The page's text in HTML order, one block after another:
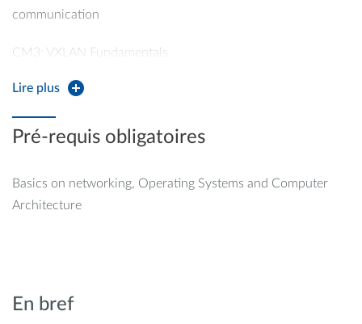
communication
CM3: VXLAN Fundamentals
CM4: OpenStack
TP1&2: Virtual interfaces
TP4: OpenStack
Lire plus
Pré-requis obligatoires
Basics on networking, Operating Systems and Computer
Architecture
En bref